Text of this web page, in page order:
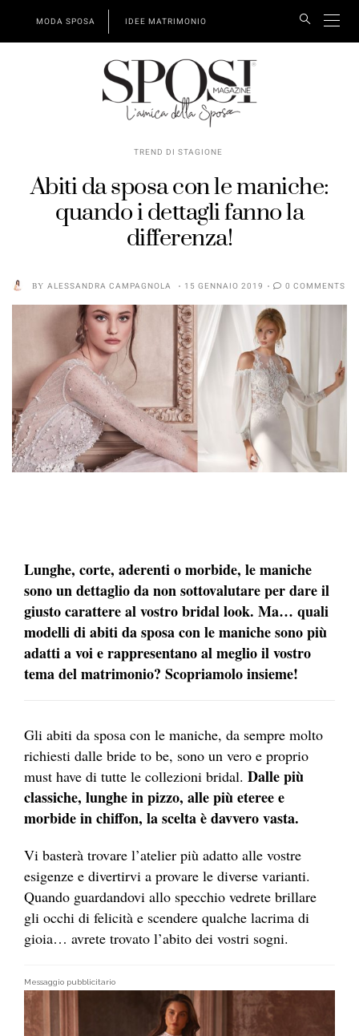
MODA SPOSA IDEE MATRIMONIO
TREND DI STAGIONE
Abiti da sposa con le maniche:
quando i dettagli fanno la
differenza!
BY ALESSANDRA CAMPAGNOLA 15 GENNAIO 2019 0 COMMENTS
Lunghe, corte, aderenti o morbide, le maniche
sono un dettaglio da non sottovalutare per dare il
giusto carattere al vostro bridal look. Ma… quali
modelli di abiti da sposa con le maniche sono più
adatti a voi e rappresentano al meglio il vostro
tema del matrimonio? Scopriamolo insieme!
Gli abiti da sposa con le maniche, da sempre molto
richiesti dalle bride to be, sono un vero e proprio
must have di tutte le collezioni bridal. Dalle più
classiche, lunghe in pizzo, alle più eteree e
morbide in chiffon, la scelta è davvero vasta.
Vi basterà trovare l’atelier più adatto alle vostre
esigenze e divertirvi a provare le diverse varianti.
Quando guardandovi allo specchio vedrete brillare
gli occhi di felicità e scendere qualche lacrima di
gioia… avrete trovato l’abito dei vostri sogni.
Messaggio pubblicitario